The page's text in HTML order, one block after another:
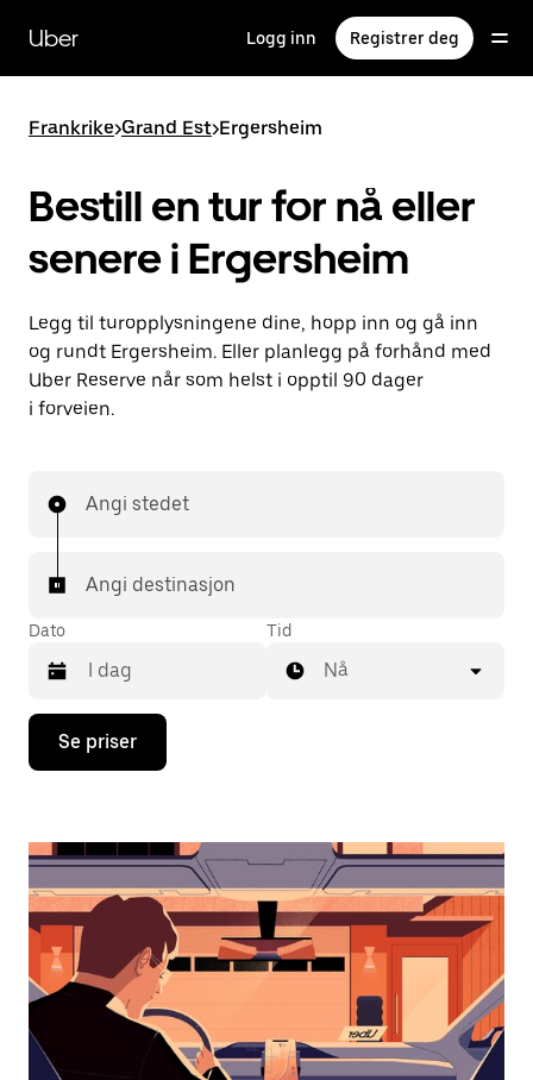
hovedinnholdet
Uber Logg inn Registrer deg
Frankrike>Grand Est>Ergersheim
Bestill en tur for nå eller
senere i Ergersheim
Legg til turopplysningene dine, hopp inn og gå inn
og rundt Ergersheim. Eller planlegg på forhånd med
Uber Reserve når som helst i opptil 90 dager
i forveien.
Angi stedet
Angi destinasjon
Dato
Trykk
piltast
åpne
og
velge
dato.
Trykk
på
Esc-
knappen
Tid
Nå
Se priser